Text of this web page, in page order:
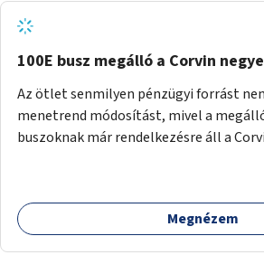
tud állni a megállóba. A környéken a
csúcsidőben már most is fullos, a
befejeztével hatványozódni fog az
100E busz megálló a Corvin
Az ötlet senmilyen pénzügyi forrást
menetrend módosítást, mivel a
buszoknak már rendelkezésre áll a
ha a 100E reptéri busz a Corvin
megállna - főleg éjjel, amikor a metró
Megnézem